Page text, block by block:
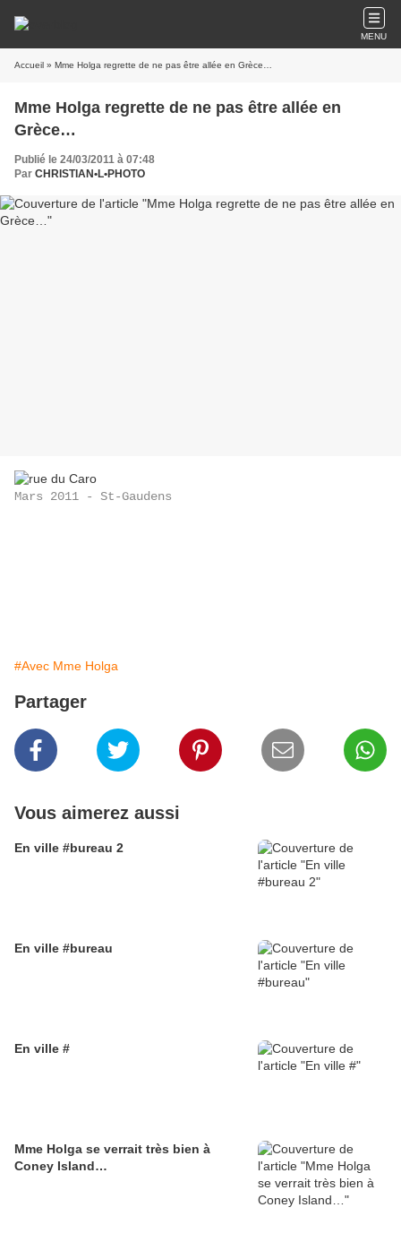
MENU
Accueil » Mme Holga regrette de ne pas être allée en Grèce…
Mme Holga regrette de ne pas être allée en
Grèce…
Publié le 24/03/2011 à 07:48
Par CHRISTIAN•L•PHOTO
Mars 2011 - St-Gaudens
#Avec Mme Holga
Partager
Vous aimerez aussi
En ville #bureau 2
En ville #bureau
En ville #
Mme Holga se verrait très bien à
Coney Island…